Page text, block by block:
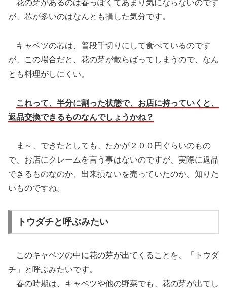
花の芽があるのは春っぽくてあまり気にならないのです
が、芯が多いのはなんとも損した気分です。
キャベツの芯は、普段千切りにして食べているのです
が、この場合だと、花の芽が散らばってしまうので、なん
とも料理がしにくい。
これって、半分に割った状態で、お店に持っていくと、
返品交換できるものなんでしょうかね？
ま～、できたとしても、たかが２００円ぐらいのもの
で、お店にクレームを言う事はないのですが、実際に返品
できるものなのか、出来損ないを売っていたのか、知りた
いものですね。
トウダチと呼ぶみたい
このキャベツの中に花の芽が出てくることを、「トウダ
チ」と呼ぶみたいです。
春の時期は、キャベツや他の野菜でも、花の芽が出てし